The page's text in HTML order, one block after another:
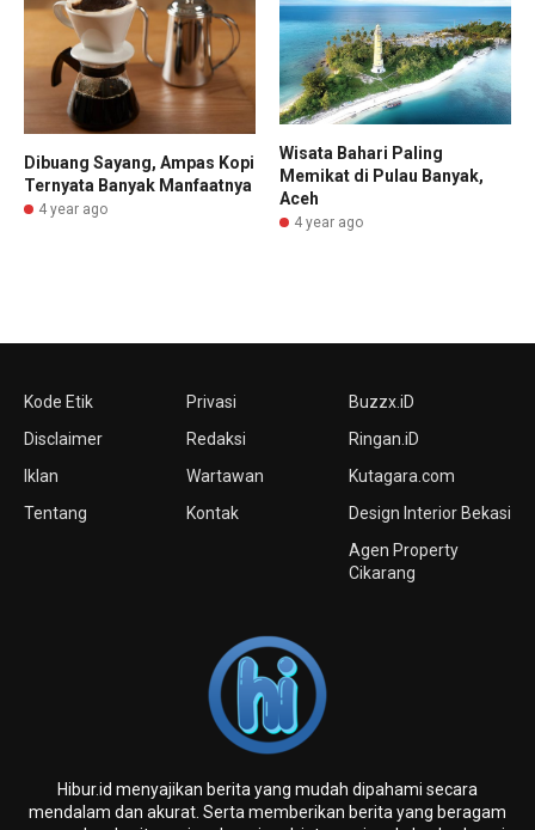
Dibuang Sayang, Ampas Kopi
Ternyata Banyak Manfaatnya
4 year ago
Wisata Bahari Paling
Memikat di Pulau Banyak,
Aceh
4 year ago
Kode Etik
Disclaimer
Iklan
Tentang
Privasi
Redaksi
Wartawan
Kontak
Buzzx.iD
Ringan.iD
Kutagara.com
Design Interior Bekasi
Agen Property
Cikarang
Hibur.id menyajikan berita yang mudah dipahami secara
mendalam dan akurat. Serta memberikan berita yang beragam